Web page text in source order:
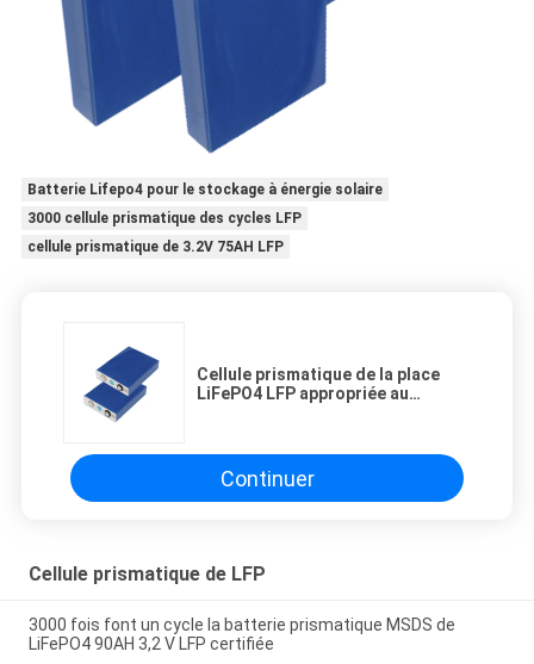
Batterie Lifepo4 pour le stockage à énergie solaire
3000 cellule prismatique des cycles LFP
cellule prismatique de 3.2V 75AH LFP
Cellule prismatique de la place
LiFePO4 LFP appropriée au
Continuer
Cellule prismatique de LFP
3000 fois font un cycle la batterie prismatique MSDS de
LiFePO4 90AH 3,2 V LFP certifiée